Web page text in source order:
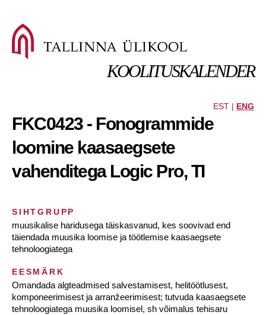
KOOLITUSKALENDER
EST | ENG
FKC0423 - Fonogrammide
loomine kaasaegsete
vahenditega Logic Pro, TI
SIHTGRUPP
muusikalise haridusega täiskasvanud, kes soovivad end
täiendada muusika loomise ja töötlemise kaasaegsete
tehnoloogiatega
EESMÄRK
Omandada algteadmised salvestamisest, helitöötlusest,
komponeerimisest ja arranžeerimisest; tutvuda kaasaegsete
tehnoloogiatega muusika loomisel, sh võimalus tehisaru